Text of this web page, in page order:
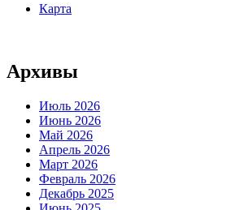
Карта
Архивы
Июль 2026
Июнь 2026
Май 2026
Апрель 2026
Март 2026
Февраль 2026
Декабрь 2025